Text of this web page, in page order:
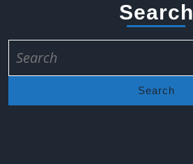
Search
for: